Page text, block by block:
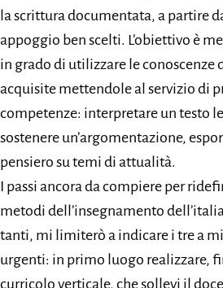
la scrittura documentata, a partire
appoggio ben scelti. L’obiettivo è
in grado di utilizzare le conoscenze
acquisite mettendole al servizio di
competenze: interpretare un testo
sostenere un’argomentazione,
pensiero su temi di attualità.
I passi ancora da compiere per
metodi dell’insegnamento
tanti, mi limiterò a indicare i tre a
urgenti: in primo luogo realizzare,
curricolo verticale, che sollevi il